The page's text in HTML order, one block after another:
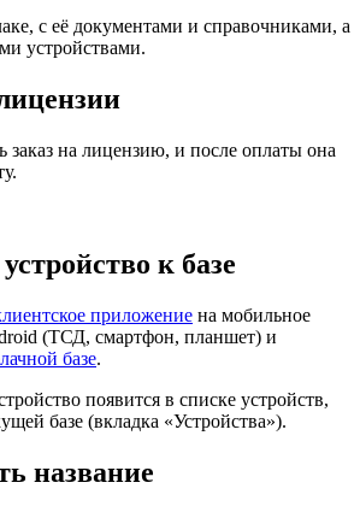
с её документами и справочниками, а
устройствами.
на лицензию, и после оплаты она
к базе
приложение на мобильное
(ТСД, смартфон, планшет) и
базе.
появится в списке устройств,
базе (вкладка «Устройства»).
название